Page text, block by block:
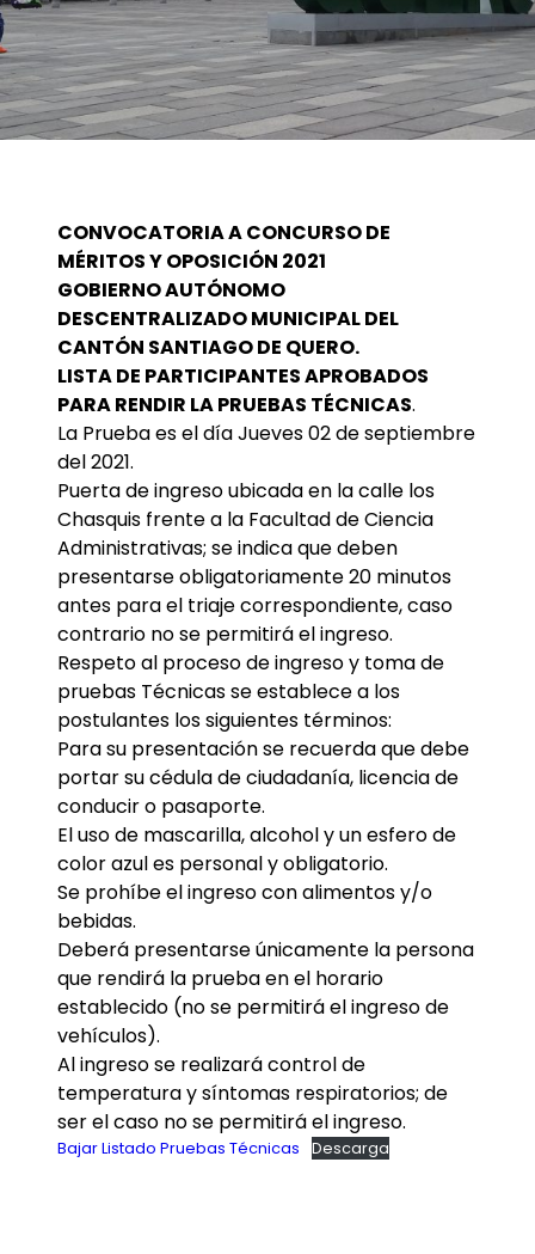
CONVOCATORIA A CONCURSO DE
MÉRITOS Y OPOSICIÓN 2021
GOBIERNO AUTÓNOMO
DESCENTRALIZADO MUNICIPAL DEL
CANTÓN SANTIAGO DE QUERO.
LISTA DE PARTICIPANTES APROBADOS
PARA RENDIR LA PRUEBAS TÉCNICAS.
La Prueba es el día Jueves 02 de septiembre
del 2021.
Puerta de ingreso ubicada en la calle los
Chasquis frente a la Facultad de Ciencia
Administrativas; se indica que deben
presentarse obligatoriamente 20 minutos
antes para el triaje correspondiente, caso
contrario no se permitirá el ingreso.
Respeto al proceso de ingreso y toma de
pruebas Técnicas se establece a los
postulantes los siguientes términos:
Para su presentación se recuerda que debe
portar su cédula de ciudadanía, licencia de
conducir o pasaporte.
El uso de mascarilla, alcohol y un esfero de
color azul es personal y obligatorio.
Se prohíbe el ingreso con alimentos y/o
bebidas.
Deberá presentarse únicamente la persona
que rendirá la prueba en el horario
establecido (no se permitirá el ingreso de
vehículos).
Al ingreso se realizará control de
temperatura y síntomas respiratorios; de
ser el caso no se permitirá el ingreso.
Bajar Listado Pruebas Técnicas Descarga